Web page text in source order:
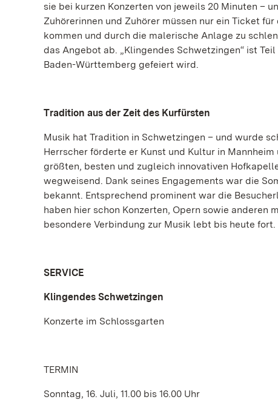
sie bei kurzen Konzerten von jeweils 20 Minuten –
Zuhörerinnen und Zuhörer müssen nur ein Ticket
kommen und durch die malerische Anlage zu
das Angebot ab. „Klingendes Schwetzingen“ ist
Baden-Württemberg gefeiert wird.
Tradition aus der Zeit des Kurfürsten
Musik hat Tradition in Schwetzingen – und wurde
Herrscher förderte er Kunst und Kultur in
größten, besten und zugleich innovativen
wegweisend. Dank seines Engagements war die
bekannt. Entsprechend prominent war die
haben hier schon Konzerten, Opern sowie anderen
besondere Verbindung zur Musik lebt bis heute fort.
SERVICE
Klingendes Schwetzingen
Konzerte im Schlossgarten
TERMIN
Sonntag, 16. Juli, 11.00 bis 16.00 Uhr